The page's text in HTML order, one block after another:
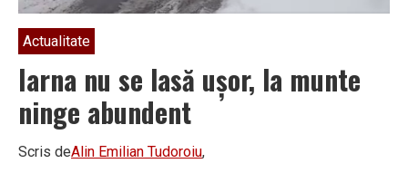
Actualitate
Iarna nu se lasă ușor, la munte
ninge abundent
Scris deAlin Emilian Tudoroiu,